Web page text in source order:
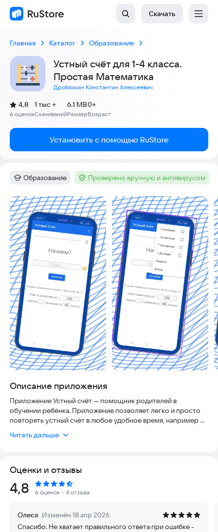
Скачать
Главная Каталог Образование
Устный счёт для 1-4 класса.
Простая Математика
Дробязкин Константин Алексеевич
Рейтинг:
4,8
(
6 оценок
)
Скачиваний
1 тыс +
Размер
6.1 MB
Возраст
0+
Установить с помощью RuStore
Категория:
Образование Тег :Проверено вручную и антивирусом
Скриншоты
Описание приложения
Приложение Устный счёт — помощник родителей в
обучении ребёнка. Приложение позволяет легко и просто
повторять устный счёт в любое удобное время, например по
операции: сложение, вычитание, умножение и деление,
них в разделе Памятки находятся памятки.
Читать дальше
Оценки и отзывы
Рейтинг:
4,8 6 оценок ・4 отзыва
Олеся Изменён 18 апр 2026
Спасибо. Не хватает правильного ответа при ошибке -